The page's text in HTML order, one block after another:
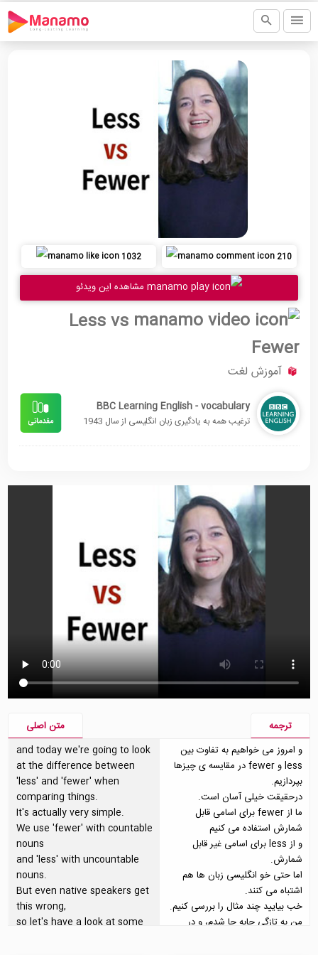
1032 210
مشاهده این ویدئو
Less vs
Fewer
آموزش لغت
BBC Learning English - vocabulary
ترغیب همه به یادگیری زبان انگلیسی از سال 1943
ترجمه
متن اصلی
و امروز می خواهیم به تفاوت بین
less و fewer در مقایسه ی چیزها
بپردازیم.
درحقیقت خیلی آسان است.
ما از fewer برای اسامی قابل
شمارش استفاده می کنیم
و از less برای اسامی غیر قابل
شمارش.
اما حتی خو انگلیسی زبان ها هم
اشتباه می کنند.
خب بیایید چند مثال را بررسی کنیم.
من به تازگی جابه جا شدم، و در
and today we're going to look
at the difference between
'less' and 'fewer' when
comparing things.
It's actually very simple.
We use 'fewer' with countable
nouns
and 'less' with uncountable
nouns.
But even native speakers get
this wrong,
so let's have a look at some